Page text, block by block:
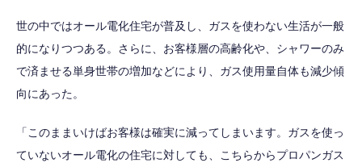
世の中ではオール電化住宅が普及し、ガスを使わない生活が一般
的になりつつある。さらに、お客様層の高齢化や、シャワーのみ
で済ませる単身世帯の増加などにより、ガス使用量自体も減少傾
向にあった。
「このままいけばお客様は確実に減ってしまいます。ガスを使っ
ていないオール電化の住宅に対しても、こちらからプロパンガス